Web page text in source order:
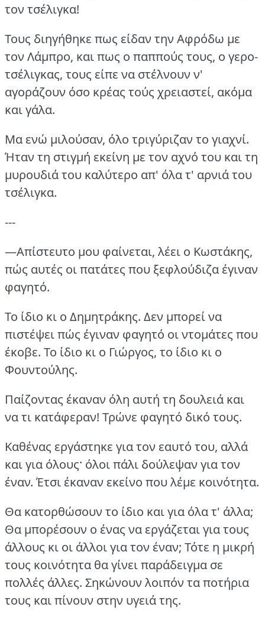
τον τσέλιγκα!
Τους διηγήθηκε πως είδαν την Αφρόδω με
τον Λάμπρο, και πως ο παππούς τους, ο γερο-
τσέλιγκας, τους είπε να στέλνουν ν'
αγοράζουν όσο κρέας τούς χρειαστεί, ακόμα
και γάλα.
Μα ενώ μιλούσαν, όλο τριγύριζαν το γιαχνί.
Ήταν τη στιγμή εκείνη με τον αχνό του και τη
μυρουδιά του καλύτερο απ' όλα τ' αρνιά του
τσέλιγκα.
---
—Απίστευτο μου φαίνεται, λέει ο Κωστάκης,
πώς αυτές οι πατάτες που ξεφλούδιζα έγιναν
φαγητό.
Το ίδιο κι ο Δημητράκης. Δεν μπορεί να
πιστέψει πώς έγιναν φαγητό οι ντομάτες που
έκοβε. Το ίδιο κι ο Γιώργος, το ίδιο κι ο
Φουντούλης.
Παίζοντας έκαναν όλη αυτή τη δουλειά και
να τι κατάφεραν! Τρώνε φαγητό δικό τους.
Καθένας εργάστηκε για τον εαυτό του, αλλά
και για όλους· όλοι πάλι δούλεψαν για τον
έναν. Έτσι έκαναν εκείνο που λέμε κοινότητα.
Θα κατορθώσουν το ίδιο και για όλα τ' άλλα;
Θα μπορέσουν ο ένας να εργάζεται για τους
άλλους κι οι άλλοι για τον έναν; Τότε η μικρή
τους κοινότητα θα γίνει παράδειγμα σε
πολλές άλλες. Σηκώνουν λοιπόν τα ποτήρια
τους και πίνουν στην υγειά της.